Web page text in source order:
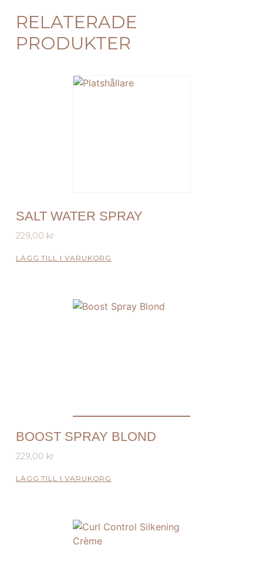
RELATERADE
PRODUKTER
SALT WATER SPRAY
229,00 kr
LÄGG TILL I VARUKORG
BOOST SPRAY BLOND
229,00 kr
LÄGG TILL I VARUKORG